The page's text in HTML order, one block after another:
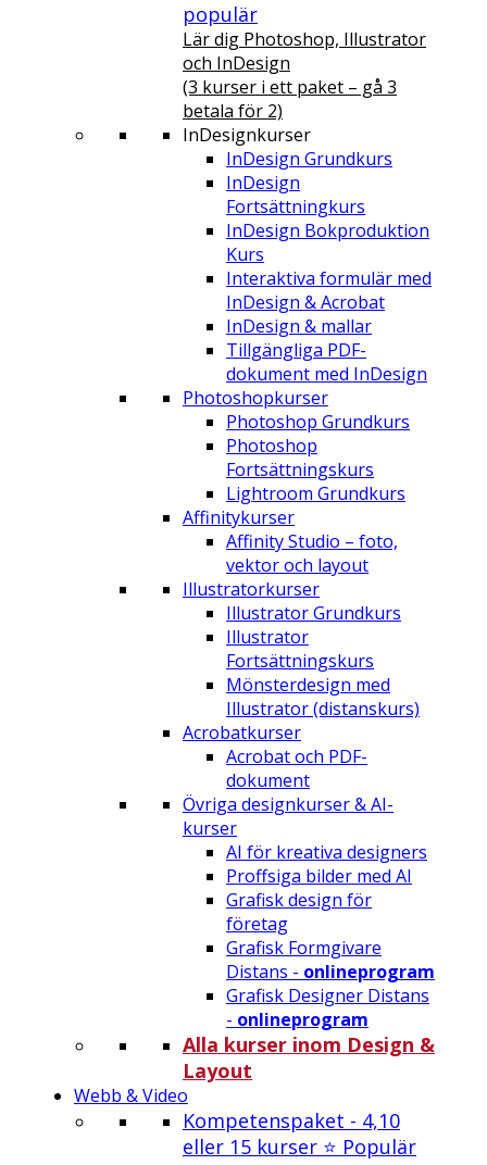
populär
Lär dig Photoshop, Illustrator
och InDesign
(3 kurser i ett paket – gå 3
betala för 2)
InDesignkurser
InDesign Grundkurs
InDesign
Fortsättningkurs
InDesign Bokproduktion
Kurs
Interaktiva formulär med
InDesign & Acrobat
InDesign & mallar
Tillgängliga PDF-
dokument med InDesign
Photoshopkurser
Photoshop Grundkurs
Photoshop
Fortsättningskurs
Lightroom Grundkurs
Affinitykurser
Affinity Studio – foto,
vektor och layout
Illustratorkurser
Illustrator Grundkurs
Illustrator
Fortsättningskurs
Mönsterdesign med
Illustrator (distanskurs)
Acrobatkurser
Acrobat och PDF-
dokument
Övriga designkurser & AI-
kurser
AI för kreativa designers
Proffsiga bilder med AI
Grafisk design för
företag
Grafisk Formgivare
Distans - onlineprogram
Grafisk Designer Distans
- onlineprogram
Alla kurser inom Design &
Layout
Webb & Video
Kompetenspaket - 4,10
eller 15 kurser ⭐ Populär